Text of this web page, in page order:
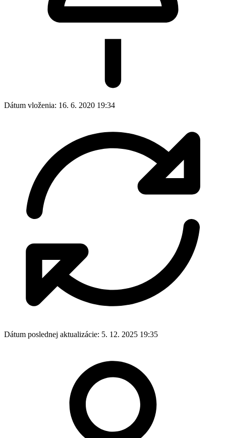
Dátum vloženia: 16. 6. 2020 19:34
Dátum poslednej aktualizácie: 5. 12. 2025 19:35